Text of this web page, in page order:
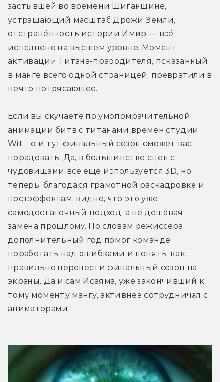
застывшей во времени Шиганшине,
устрашающий масштаб Дрожи Земли,
отстранённость истории Имир — всё
исполнено на высшем уровне. Момент
активации Титана-прародителя, показанный
в манге всего одной страницей, превратили в
нечто потрясающее.
Если вы скучаете по умопомрачительной
анимации битв с титанами времён студии
Wit, то и тут финальный сезон сможет вас
порадовать. Да, в большинстве сцен с
чудовищами всё ещё используется 3D, но
теперь, благодаря грамотной раскадровке и
постэффектам, видно, что это уже
самодостаточный подход, а не дешёвая
замена прошлому. По словам режиссёра,
дополнительный год помог команде
поработать над ошибками и понять, как
правильно перенести финальный сезон на
экраны. Да и сам Исаяма, уже закончивший к
тому моменту мангу, активнее сотрудничал с
аниматорами.